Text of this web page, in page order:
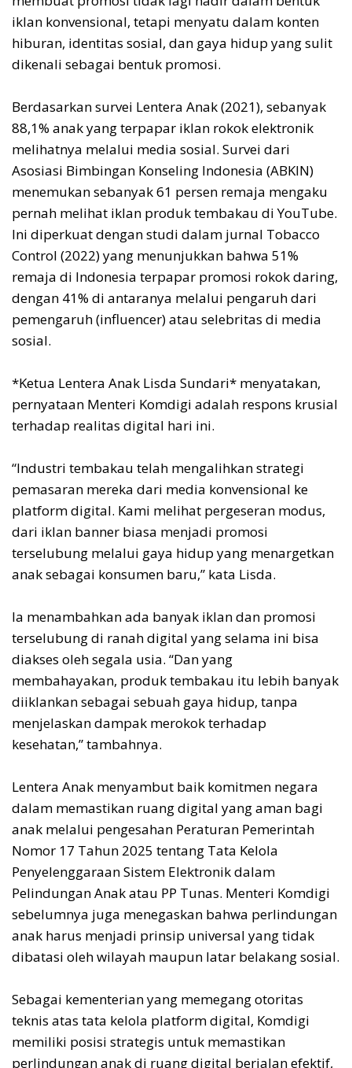
iklan konvensional, tetapi menyatu dalam konten
hiburan, identitas sosial, dan gaya hidup yang sulit
dikenali sebagai bentuk promosi.
Berdasarkan survei Lentera Anak (2021), sebanyak
88,1% anak yang terpapar iklan rokok elektronik
melihatnya melalui media sosial. Survei dari
Asosiasi Bimbingan Konseling Indonesia (ABKIN)
menemukan sebanyak 61 persen remaja mengaku
pernah melihat iklan produk tembakau di YouTube.
Ini diperkuat dengan studi dalam jurnal Tobacco
Control (2022) yang menunjukkan bahwa 51%
remaja di Indonesia terpapar promosi rokok daring,
dengan 41% di antaranya melalui pengaruh dari
pemengaruh (influencer) atau selebritas di media
sosial.
*Ketua Lentera Anak Lisda Sundari* menyatakan,
pernyataan Menteri Komdigi adalah respons krusial
terhadap realitas digital hari ini.
“Industri tembakau telah mengalihkan strategi
pemasaran mereka dari media konvensional ke
platform digital. Kami melihat pergeseran modus,
dari iklan banner biasa menjadi promosi
terselubung melalui gaya hidup yang menargetkan
anak sebagai konsumen baru,” kata Lisda.
Ia menambahkan ada banyak iklan dan promosi
terselubung di ranah digital yang selama ini bisa
diakses oleh segala usia. “Dan yang
membahayakan, produk tembakau itu lebih banyak
diiklankan sebagai sebuah gaya hidup, tanpa
menjelaskan dampak merokok terhadap
kesehatan,” tambahnya.
Lentera Anak menyambut baik komitmen negara
dalam memastikan ruang digital yang aman bagi
anak melalui pengesahan Peraturan Pemerintah
Nomor 17 Tahun 2025 tentang Tata Kelola
Penyelenggaraan Sistem Elektronik dalam
Pelindungan Anak atau PP Tunas. Menteri Komdigi
sebelumnya juga menegaskan bahwa perlindungan
anak harus menjadi prinsip universal yang tidak
dibatasi oleh wilayah maupun latar belakang sosial.
Sebagai kementerian yang memegang otoritas
teknis atas tata kelola platform digital, Komdigi
memiliki posisi strategis untuk memastikan
perlindungan anak di ruang digital berjalan efektif,